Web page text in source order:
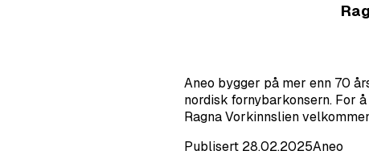
Aneo bygger på mer enn 70
nordisk fornybarkonsern. For
Ragna Vorkinnslien
Publisert 28.02.2025Aneo